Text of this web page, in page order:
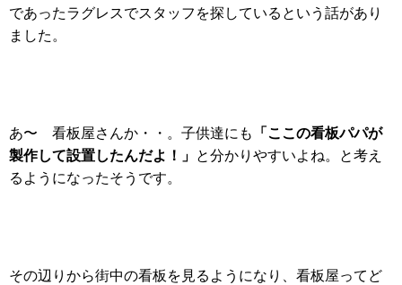
であったラグレスでスタッフを探しているという話があり
ました。
あ〜 看板屋さんか・・。子供達にも 「ここの看板パパが
製作して設置したんだよ！」 と分かりやすいよね。と考え
るようになったそうです。
その辺りから街中の看板を見るようになり、看板屋ってど